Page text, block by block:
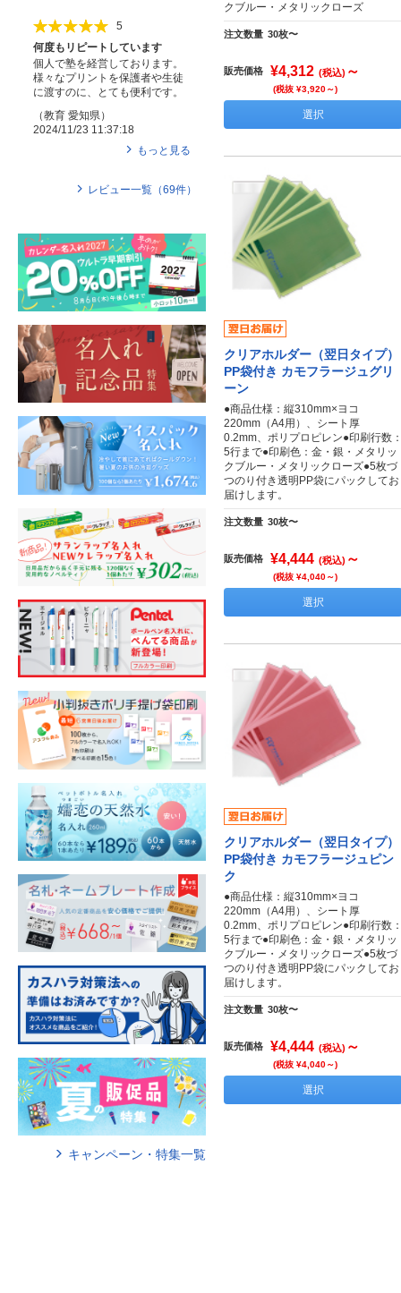
クブルー・メタリックローズ
注文数量 30枚〜
販売価格 ¥4,312 (税込) ～
(税抜 ¥3,920～)
選択
クリアホルダー（翌日タイプ）
PP袋付き カモフラージュグリ
ーン
●商品仕様：縦310mm×ヨコ
220mm（A4用）、シート厚
0.2mm、ポリプロピレン●印刷行数
5行まで●印刷色：金・銀・メタリッ
クブルー・メタリックローズ●5枚づ
つのり付き透明PP袋にパックしてお
届けします。
注文数量 30枚〜
販売価格 ¥4,444 (税込) ～
(税抜 ¥4,040～)
選択
クリアホルダー（翌日タイプ）
PP袋付き カモフラージュピン
ク
●商品仕様：縦310mm×ヨコ
220mm（A4用）、シート厚
0.2mm、ポリプロピレン●印刷行数
5行まで●印刷色：金・銀・メタリッ
クブルー・メタリックローズ●5枚づ
つのり付き透明PP袋にパックしてお
届けします。
注文数量 30枚〜
販売価格 ¥4,444 (税込) ～
(税抜 ¥4,040～)
選択
5
何度もリピートしています
個人で塾を経営しております。
様々なプリントを保護者や生徒
に渡すのに、とても便利です。
（教育 愛知県 ）
2024/11/23 11:37:18
もっと見る
レビュー一覧（69件）
キャンペーン・特集一覧